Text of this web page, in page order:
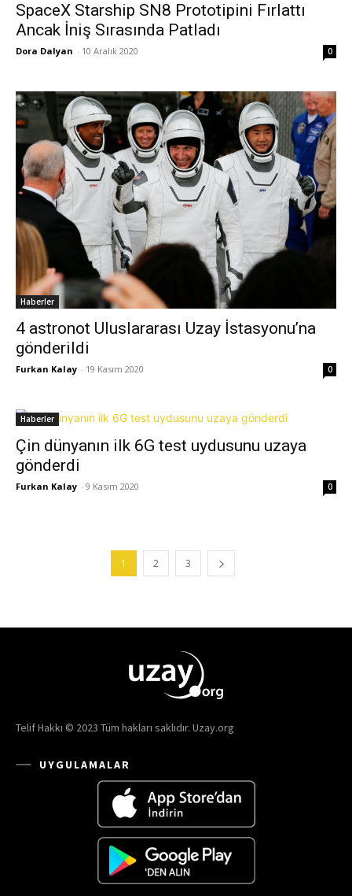
SpaceX Starship SN8 Prototipini Fırlattı
Ancak İniş Sırasında Patladı
Dora Dalyan - 10 Aralık 2020 0
Haberler
4 astronot Uluslararası Uzay İstasyonu’na
gönderildi
Furkan Kalay - 19 Kasım 2020 0
Haberler
Çin dünyanın ilk 6G test uydusunu uzaya
gönderdi
Furkan Kalay - 9 Kasım 2020 0
1 2 3
Telif Hakkı © 2023 Tüm hakları saklıdır. Uzay.org
UYGULAMALAR